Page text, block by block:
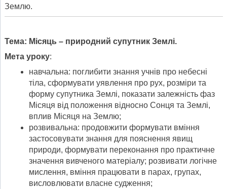
Землю.
Тема: Місяць – природний супутник Землі.
Мета уроку:
навчальна: поглибити знання учнів про небесні
тіла, сформувати уявлення про рух, розміри та
форму супутника Землі, показати залежність фаз
Місяця від положення відносно Сонця та Землі,
вплив Місяця на Землю;
розвивальна: продовжити формувати вміння
застосовувати знання для пояснення явищ
природи, формувати переконання про практичне
значення вивченого матеріалу; розвивати логічне
мислення, вміння працювати в парах, групах,
висловлювати власне судження;